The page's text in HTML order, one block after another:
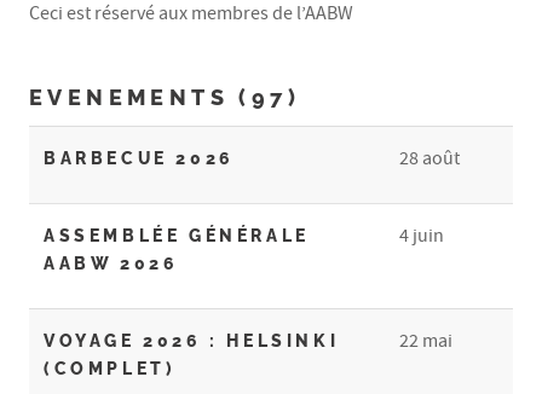
Ceci est réservé aux membres de l’AABW
EVENEMENTS (97)
BARBECUE 2026 28 août
ASSEMBLÉE GÉNÉRALE
AABW 2026
4 juin
VOYAGE 2026 : HELSINKI
(COMPLET)
22 mai